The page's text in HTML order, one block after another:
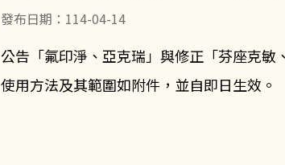
發布日期：114-04-14
公告「氟印淨、亞克瑞」與修正「芬座克
使用方法及其範圍如附件，並自即日生效。